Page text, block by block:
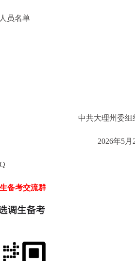
员名单
中共大理州委组
2026年5月
备考交流群